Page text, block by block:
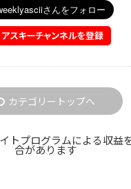
カテゴリートップへ
トプログラムによる収益
合があります